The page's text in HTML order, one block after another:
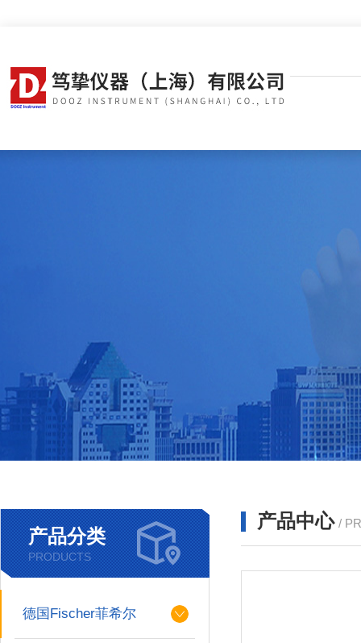
产品分类
PRODUCTS
德国Fischer菲希尔
产品中心 /